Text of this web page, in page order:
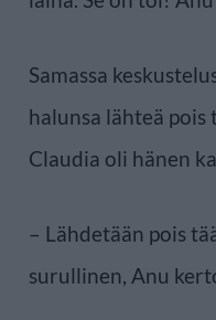
Samassa
halunsa lähteä pois
Claudia oli hänen
– Lähdetään pois
surullinen, Anu